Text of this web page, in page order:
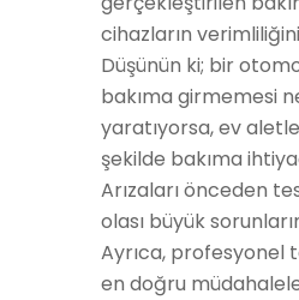
cihazların
Düşünün ki; bir
bakıma girmemesi
yaratıyorsa, ev
şekilde bakıma
Arızaları önceden
olası büyük
Ayrıca, profesyonel
en doğru